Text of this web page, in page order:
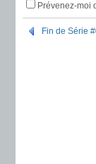
Prévenez-moi
Fin de Série